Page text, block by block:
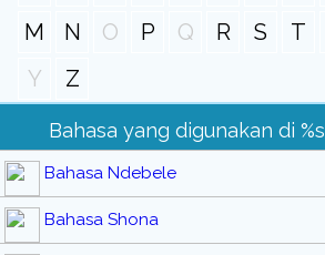
M
N O P Q R S T
Y
Z
Bahasa yang digunakan di %s
Bahasa Ndebele
Bahasa Shona